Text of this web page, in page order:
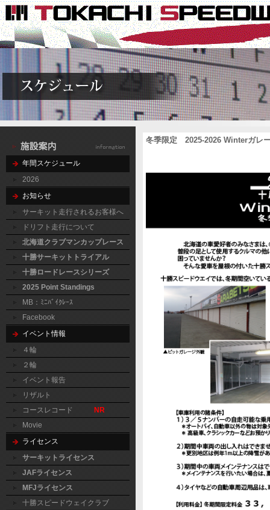
年間スケジュール
2026
お知らせ
サーキット走行されるお客様へ
ドリフト走行について
北海道クラブマンカップレース
十勝サーキットトライアル
十勝ロードレースシリーズ
2025 Point Standings
MB：ﾐﾆﾊﾞｲｸﾚｰｽ
Facebook
イベント情報
４輪
２輪
イベント報告
リザルト
コースレコード
NR
Movie
ライセンス
サーキットライセンス
JAFライセンス
MFJライセンス
十勝スピードウェイクラブ
冬季限定 2025-2026 Winterガレ